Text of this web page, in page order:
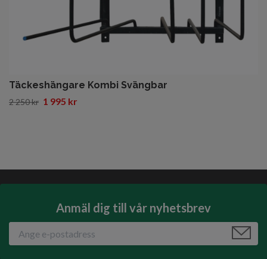
Täckeshängare Kombi Svängbar
2 250 kr 1 995 kr
Anmäl dig till vår nyhetsbrev